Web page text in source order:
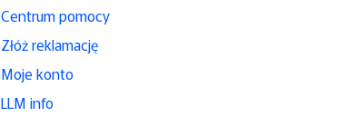
Centrum pomocy
Złóż reklamację
Moje konto
LLM info